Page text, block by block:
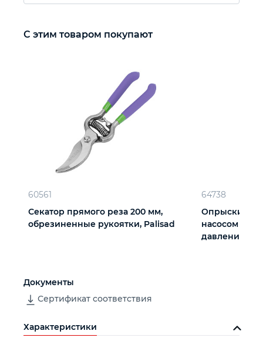
С этим товаром покупают
60561
Секатор прямого реза 200 мм,
обрезиненные рукоятки, Palisad
64738
насосом и
давления
Документы
Сертификат соответствия
Характеристики